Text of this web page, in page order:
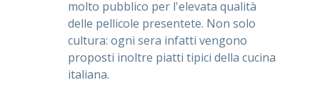
molto pubblico per l'elevata qualità
delle pellicole presentete. Non solo
cultura: ogni sera infatti vengono
proposti inoltre piatti tipici della cucina
italiana.